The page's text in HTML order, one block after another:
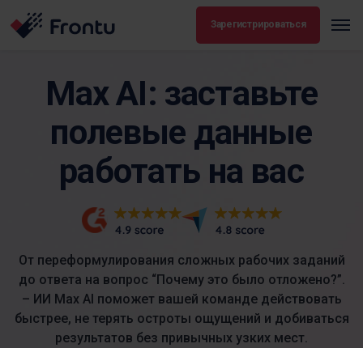
Зарегистрироваться
Max AI: заставьте
полевые данные
работать на вас
От переформулирования сложных рабочих заданий
до ответа на вопрос “Почему это было отложено?”.
– ИИ Max AI поможет вашей команде действовать
быстрее, не терять остроты ощущений и добиваться
результатов без привычных узких мест.